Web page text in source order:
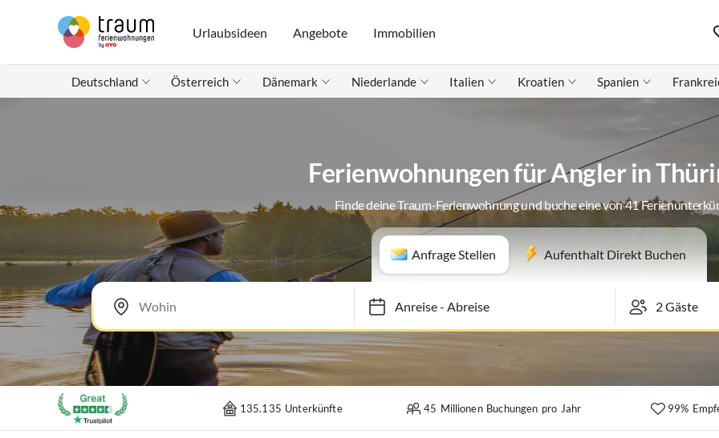
Urlaubsideen Angebote Immobilien
Deutschland Österreich Dänemark Niederlande Italien Kroatien Spanien
Ferienwohnungen für Angler in
Finde deine Traum-Ferienwohnung und buche eine von 41
Anfrage Stellen Aufenthalt Direkt Buchen
Anreise- Abreise
135.135 Unterkünfte 45 Millionen Buchungen pro Jahr 99%